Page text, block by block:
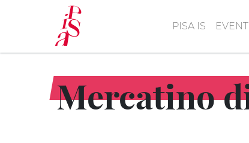
principale
PISA IS
Mercatino